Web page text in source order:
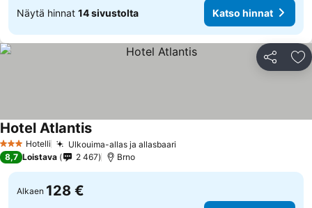
Näytä hinnat 14 sivustolta Katso hinnat
Jaa
3 Tähtiluokitus
Hotelli Ulkouima-allas ja allasbaari
Hotel Atlantis
8,7 Loistava 2 467 Brno
Alkaen 128 €